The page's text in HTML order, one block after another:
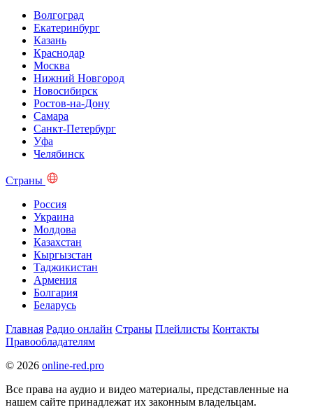
Волгоград
Екатеринбург
Казань
Краснодар
Москва
Нижний Новгород
Новосибирск
Ростов-на-Дону
Самара
Санкт-Петербург
Уфа
Челябинск
Страны
Россия
Украина
Молдова
Казахстан
Кыргызстан
Таджикистан
Армения
Болгария
Беларусь
Главная Радио онлайн Страны Плейлисты Контакты
Правообладателям
© 2026 online-red.pro
Все права на аудио и видео материалы, представленные на
нашем сайте принадлежат их законным владельцам.